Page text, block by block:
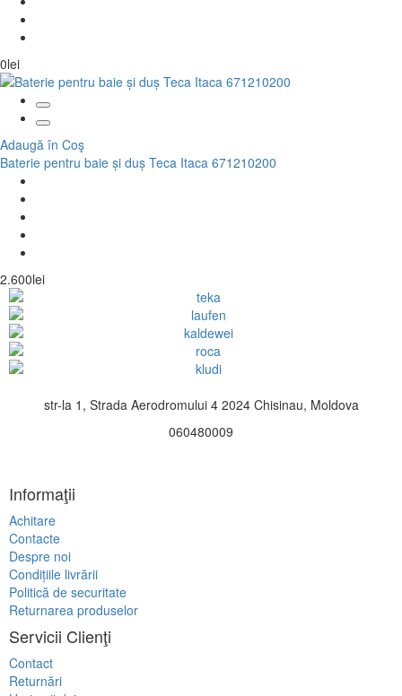
0lei
Adaugă în Coş
Baterie pentru baie și duș Teca Itaca 671210200
2.600lei
str-la 1, Strada Aerodromului 4 2024 Chisinau, Moldova
060480009
Informaţii
Achitare
Contacte
Despre noi
Condițiile livrării
Politică de securitate
Returnarea produselor
Servicii Clienţi
Contact
Returnări